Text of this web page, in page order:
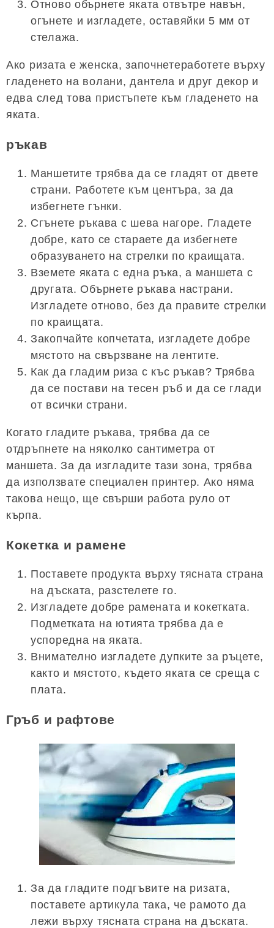
Отново обърнете яката отвътре навън,
огънете и изгладете, оставяйки 5 мм от
стелажа.
Ако ризата е женска, започнетеработете върху
гладенето на волани, дантела и друг декор и
едва след това пристъпете към гладенето на
яката.
ръкав
Маншетите трябва да се гладят от двете
страни. Работете към центъра, за да
избегнете гънки.
Сгънете ръкава с шева нагоре. Гладете
добре, като се стараете да избегнете
образуването на стрелки по краищата.
Вземете яката с една ръка, а маншета с
другата. Обърнете ръкава настрани.
Изгладете отново, без да правите стрелки
по краищата.
Закопчайте копчетата, изгладете добре
мястото на свързване на лентите.
Как да гладим риза с къс ръкав? Трябва
да се постави на тесен ръб и да се глади
от всички страни.
Когато гладите ръкава, трябва да се
отдръпнете на няколко сантиметра от
маншета. За да изгладите тази зона, трябва
да използвате специален принтер. Ако няма
такова нещо, ще свърши работа руло от
кърпа.
Кокетка и рамене
Поставете продукта върху тясната страна
на дъската, разстелете го.
Изгладете добре рамената и кокетката.
Подметката на ютията трябва да е
успоредна на яката.
Внимателно изгладете дупките за ръцете,
както и мястото, където яката се среща с
плата.
Гръб и рафтове
За да гладите подгъвите на ризата,
поставете артикула така, че рамото да
лежи върху тясната страна на дъската.